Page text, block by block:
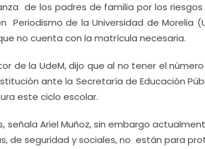
de los padres de familia por los
Periodismo de la Universidad de Morelia
no cuenta con la matrícula necesaria.
de la UdeM, dijo que al no tener el
ante la Secretaría de Educación
este ciclo escolar.
señala Ariel Muñoz, sin embargo
de seguridad y sociales, no están para